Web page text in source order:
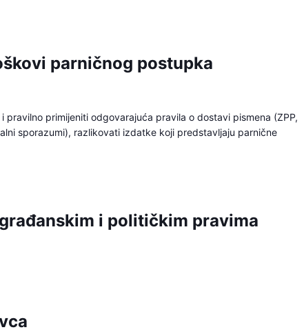
parničnog postupka
primijeniti odgovarajuća pravila o dostavi pismena (ZPP,
sporazumi), razlikovati izdatke koji predstavljaju parnične
i političkim pravima